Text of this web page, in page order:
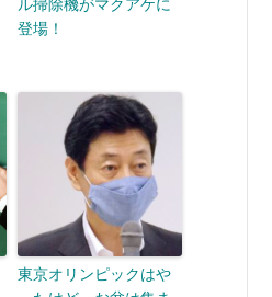
ル掃除機がマクアケに
登場！
東京オリンピックはや